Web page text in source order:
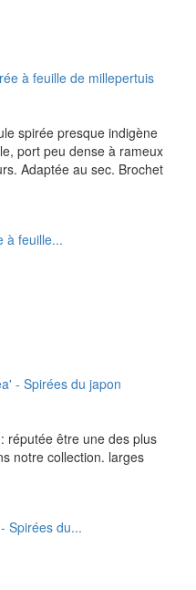
spirée presque indigène
port peu dense à rameux
Adaptée au sec. Brochet
à feuille...
réputée être une des plus
notre collection. larges
Spirées du...